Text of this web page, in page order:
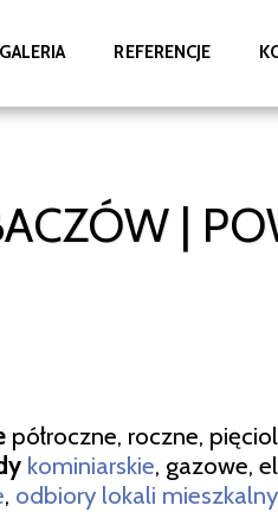
GALERIA REFERENCJE
|
półroczne, roczne,
kominiarskie, gazowe,
, odbiory lokali